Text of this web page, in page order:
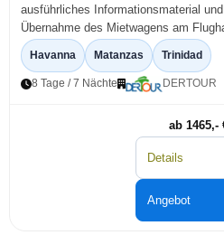
ausführliches Informationsmaterial
Übernahme des Mietwagens am
Havanna Matanzas Trinidad
8 Tage / 7 Nächte DERTOUR
ab 1465,-
Details
Angebot